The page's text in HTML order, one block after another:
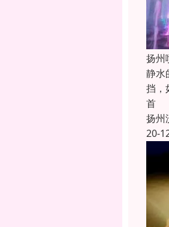
扬州
静水
挡，
首
扬州
20-